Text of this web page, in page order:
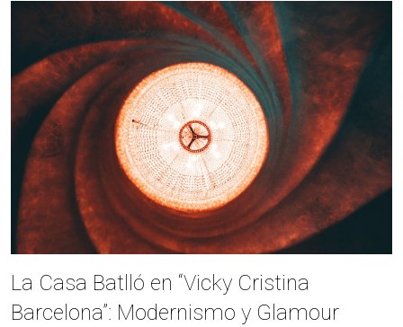
La Casa Batlló en “Vicky Cristina
Barcelona”: Modernismo y Glamour